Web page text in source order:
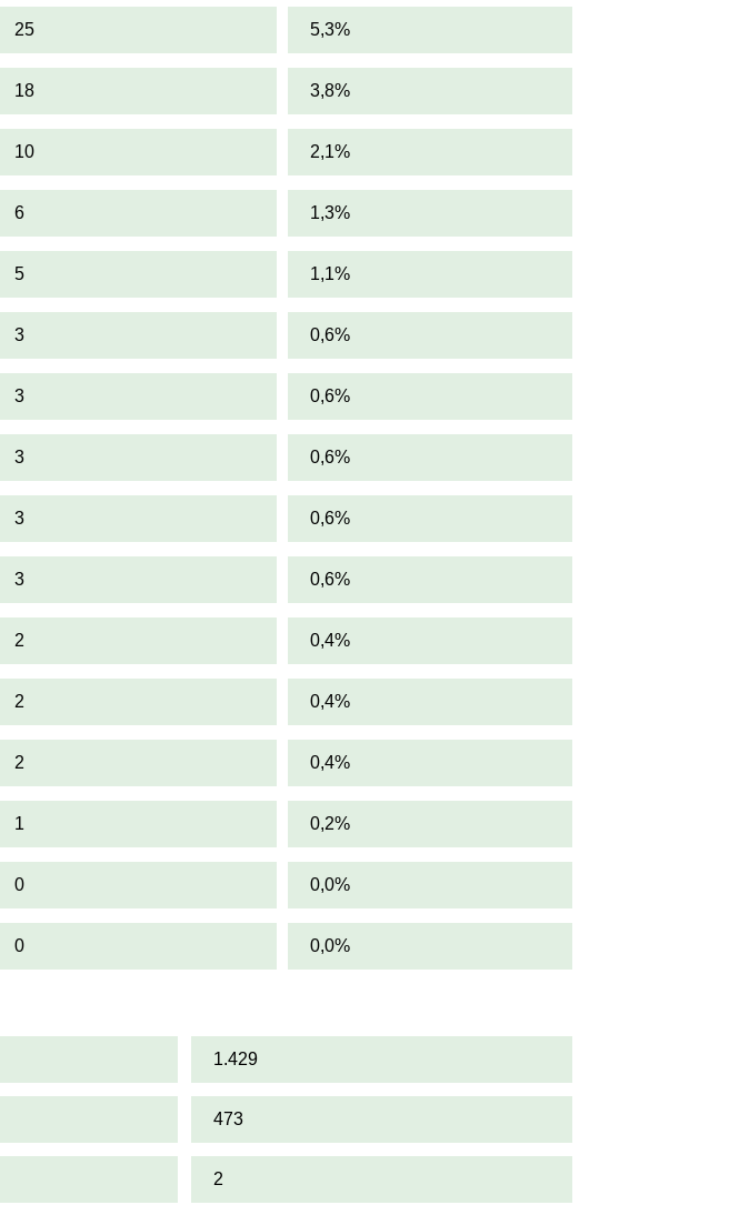
25 5,3%
18 3,8%
10 2,1%
6 1,3%
5 1,1%
3 0,6%
3 0,6%
3 0,6%
3 0,6%
3 0,6%
2 0,4%
2 0,4%
2 0,4%
1 0,2%
0 0,0%
0 0,0%
1.429
473
2